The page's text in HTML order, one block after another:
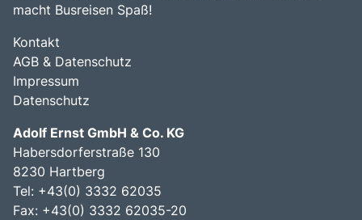
macht Busreisen Spaß!
Kontakt
AGB & Datenschutz
Impressum
Datenschutz
Adolf Ernst GmbH & Co. KG
Habersdorferstraße 130
8230 Hartberg
Tel: +43(0) 3332 62035
Fax: +43(0) 3332 62035-20